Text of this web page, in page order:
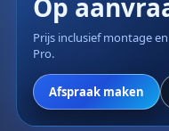
Op
Prijs inclusief montage
Pro.
Afspraak maken